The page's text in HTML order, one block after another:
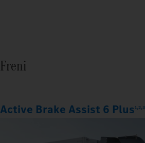
Freni
Active Brake Assist 6 Plus1,2,3